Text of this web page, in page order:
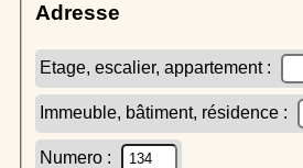
Adresse
Etage, escalier, appartement :
Immeuble, bâtiment, résidence :
Numero :